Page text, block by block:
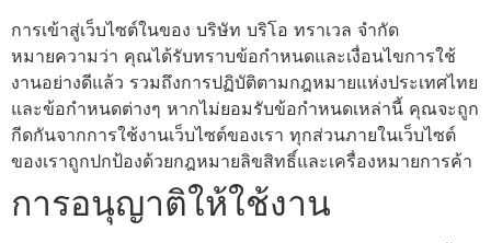
การเข้าสู่เว็บไซต์ในของ บริษัท บริโอ ทราเวล จำกัด
หมายความว่า คุณได้รับทราบข้อกำหนดและเงื่อนไขการใช้
งานอย่างดีแล้ว รวมถึงการปฏิบัติตามกฎหมายแห่งประเทศไทย
และข้อกำหนดต่างๆ หากไม่ยอมรับข้อกำหนดเหล่านี้ คุณจะถูก
กีดกันจากการใช้งานเว็บไซต์ของเรา ทุกส่วนภายในเว็บไซต์
ของเราถูกปกป้องด้วยกฎหมายลิขสิทธิ์และเครื่องหมายการค้า
การอนุญาติให้ใช้งาน